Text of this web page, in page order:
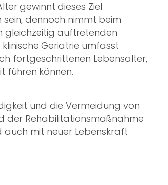
gewinnt dieses Ziel
dennoch nimmt beim
gleichzeitig auftretenden
Geriatrie umfasst
fortgeschrittenen Lebensalter,
führen können.
und die Vermeidung von
der Rehabilitationsmaßnahme
mit neuer Lebenskraft